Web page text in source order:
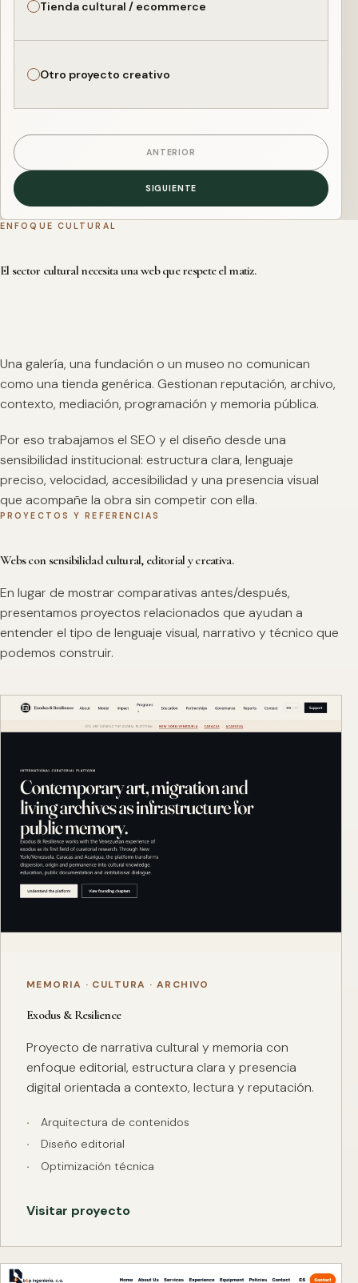
Tienda cultural / ecommerce
Otro proyecto creativo
ANTERIOR
SIGUIENTE
ENFOQUE CULTURAL
El sector cultural necesita una web que respete el matiz.
Una galería, una fundación o un museo no comunican
como una tienda genérica. Gestionan reputación, archivo,
contexto, mediación, programación y memoria pública.
Por eso trabajamos el SEO y el diseño desde una
sensibilidad institucional: estructura clara, lenguaje
preciso, velocidad, accesibilidad y una presencia visual
que acompañe la obra sin competir con ella.
PROYECTOS Y REFERENCIAS
Webs con sensibilidad cultural, editorial y creativa.
En lugar de mostrar comparativas antes/después,
presentamos proyectos relacionados que ayudan a
entender el tipo de lenguaje visual, narrativo y técnico que
podemos construir.
MEMORIA · CULTURA · ARCHIVO
Exodus & Resilience
Proyecto de narrativa cultural y memoria con
enfoque editorial, estructura clara y presencia
digital orientada a contexto, lectura y reputación.
Arquitectura de contenidos
Diseño editorial
Optimización técnica
Visitar proyecto